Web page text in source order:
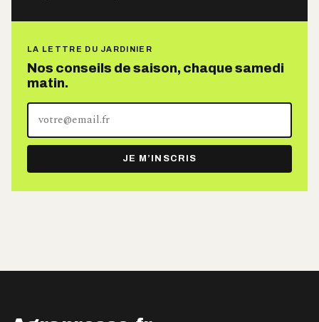
LA LETTRE DU JARDINIER
Nos conseils de saison, chaque samedi
matin.
Votre
adresse
e-
mail
JE M’INSCRIS